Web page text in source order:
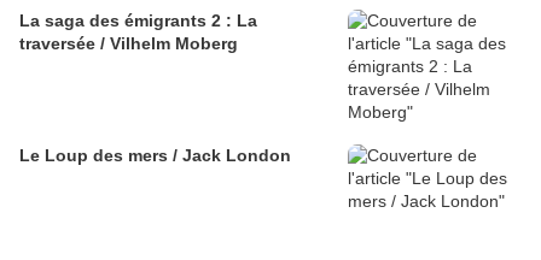
La saga des émigrants 2 : La
traversée / Vilhelm Moberg
Le Loup des mers / Jack London